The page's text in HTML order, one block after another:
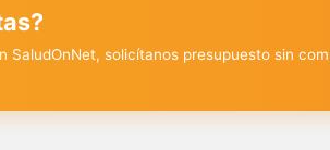
solicítanos presupuesto sin